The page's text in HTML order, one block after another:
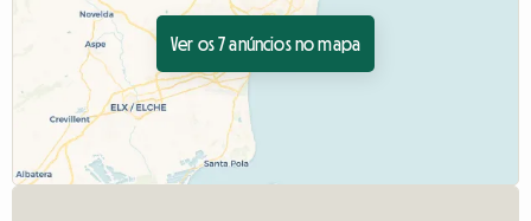
Ver os 7 anúncios no mapa